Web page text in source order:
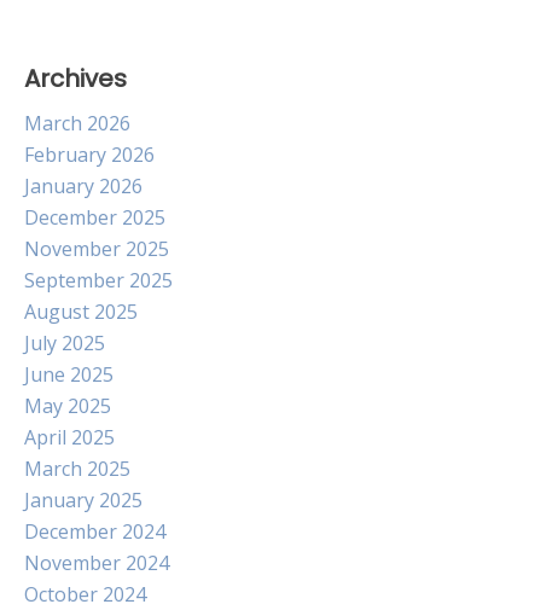
Archives
March 2026
February 2026
January 2026
December 2025
November 2025
September 2025
August 2025
July 2025
June 2025
May 2025
April 2025
March 2025
January 2025
December 2024
November 2024
October 2024